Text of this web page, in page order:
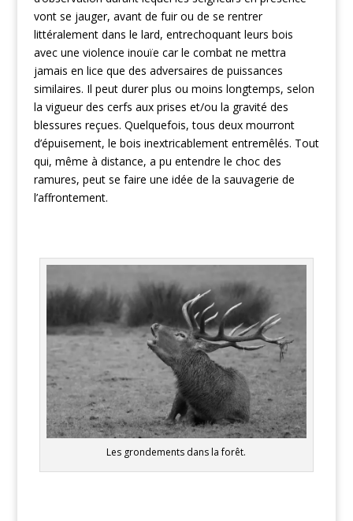
vont se jauger, avant de fuir ou de se rentrer
littéralement dans le lard, entrechoquant leurs bois
avec une violence inouïe car le combat ne mettra
jamais en lice que des adversaires de puissances
similaires. Il peut durer plus ou moins longtemps, selon
la vigueur des cerfs aux prises et/ou la gravité des
blessures reçues. Quelquefois, tous deux mourront
d’épuisement, le bois inextricablement entremêlés. Tout
qui, même à distance, a pu entendre le choc des
ramures, peut se faire une idée de la sauvagerie de
l’affrontement.
Les grondements dans la forêt.